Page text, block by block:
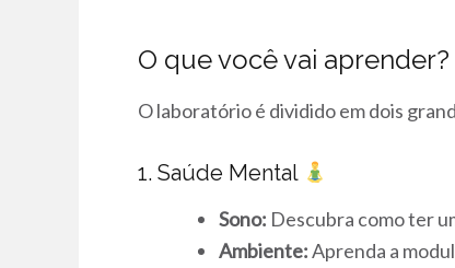
O que você vai aprender?
O laboratório é dividido em dois
1. Saúde Mental
Sono: Descubra como ter
Ambiente:Aprenda a